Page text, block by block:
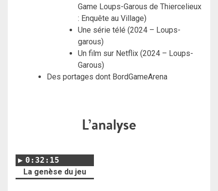
Game Loups-Garous de Thiercelieux
: Enquête au Village)
Une série télé (2024 – Loups-
garous)
Un film sur Netflix (2024 – Loups-
Garous)
Des portages dont BordGameArena
L’analyse
0:32:15
La genèse du jeu